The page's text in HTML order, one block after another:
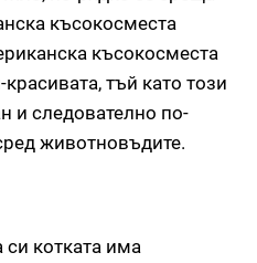
късокосместа
късокосместа
тъй като този
и следователно по-
животновъдите.
си котката има